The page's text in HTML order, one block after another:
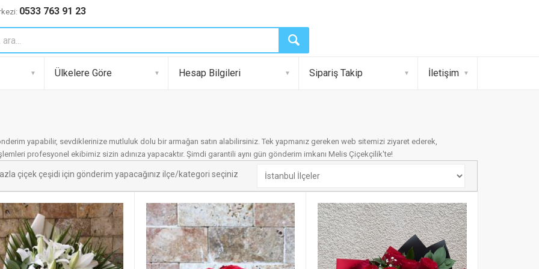
0533 763 91 23
Ülkelere Göre Hesap Bilgileri Sipariş Takip İletişim
yapabilir, sevdiklerinize mutluluk dolu bir armağan satın alabilirsiniz. Tek yapmanız gereken web sitemizi ziyaret ederek,
profesyonel ekibimiz sizin adınıza yapacaktır. Şimdi garantili aynı gün gönderim imkanı Melis Çiçekçilik'te!
çiçek çeşidi için gönderim yapacağınız ilçe/kategori seçiniz